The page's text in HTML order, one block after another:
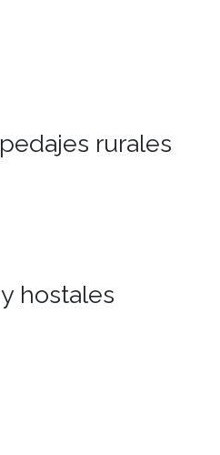
rurales
hostales